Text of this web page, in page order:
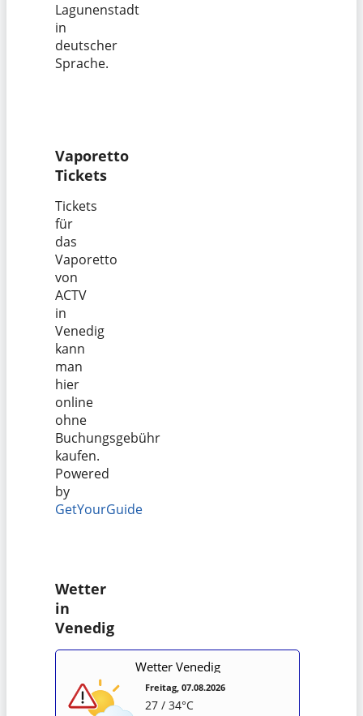
Lagunenstadt
in
deutscher
Sprache.
Vaporetto
Tickets
Tickets
für
das
Vaporetto
von
ACTV
in
Venedig
kann
man
hier
online
ohne
Buchungsgebühr
kaufen.
Powered
by
GetYourGuide
Wetter
in
Venedig
Wetter Venedig
Freitag, 07.08.2026
27 / 34°C